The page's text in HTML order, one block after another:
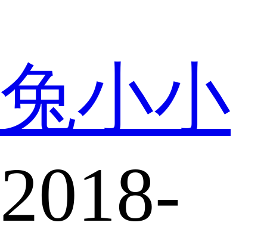
兔小小
2018-